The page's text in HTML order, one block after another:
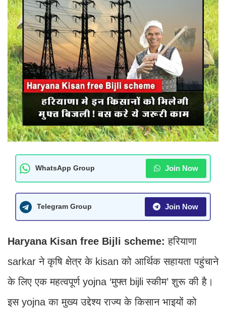
WhatsApp Group Join Now
Telegram Group Join Now
Haryana Kisan free Bijli scheme: हरियाणा
sarkar ने कृषि क्षेत्र के kisan को आर्थिक सहायता पहुंचाने
के लिए एक महत्वपूर्ण yojna ‘मुफ्त bijli स्कीम’ शुरू की है।
इस yojna का मुख्य उद्देश्य राज्य के किसान भाइयों को